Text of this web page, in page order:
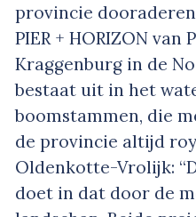
provincie
PIER + HORIZON van
Kraggenburg in de
bestaat uit in het
boomstammen, die
de provincie altijd
Oldenkotte-Vrolijk:
doet in dat door de